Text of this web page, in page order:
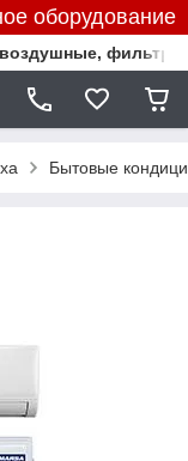
оборудование
Бытовые